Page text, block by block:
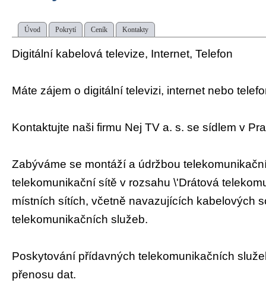
Úvod Pokrytí Ceník Kontakty
Digitální kabelová televize, Internet, Telefon
Máte zájem o digitální televizi, internet nebo
Kontaktujte naši firmu Nej TV a. s. se sídlem v
Zabýváme se montáží a údržbou
telekomunikační sítě v rozsahu \'Drátová
místních sítích, včetně navazujících kabelových
telekomunikačních služeb.
Poskytování přídavných telekomunikačních
přenosu dat.